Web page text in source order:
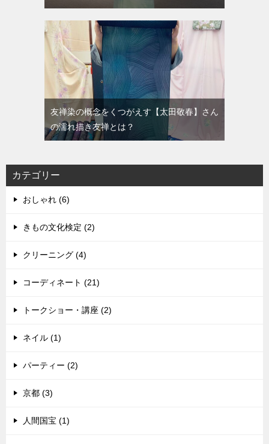
友禅染の概念をくつがえす【太田敬春】さん
の濡れ描き友禅とは？
カテゴリー
おしゃれ (6)
きもの文化検定 (2)
クリーニング (4)
コーディネート (21)
トークショー・講座 (2)
ネイル (1)
パーティー (2)
京都 (3)
人間国宝 (1)